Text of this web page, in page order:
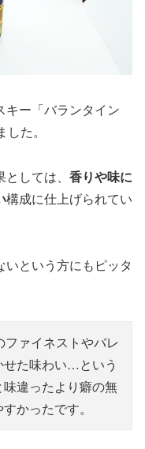
キー「バランタイン
た。
しては、 香りや味に
構成に仕上げられてい
という方にもピッタ
ァイネストやバレ
せた味わい…という
違ったより癖の無
かったです。